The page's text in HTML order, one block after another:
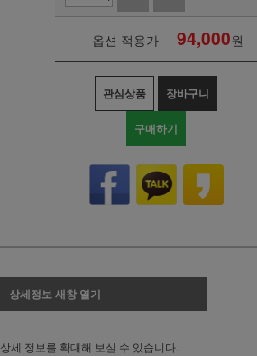
옵션 적용가 94,000원
관심상품 장바구니
구매하기
상세정보 새창 열기
상세 정보를 확대해 보실 수 있습니다.